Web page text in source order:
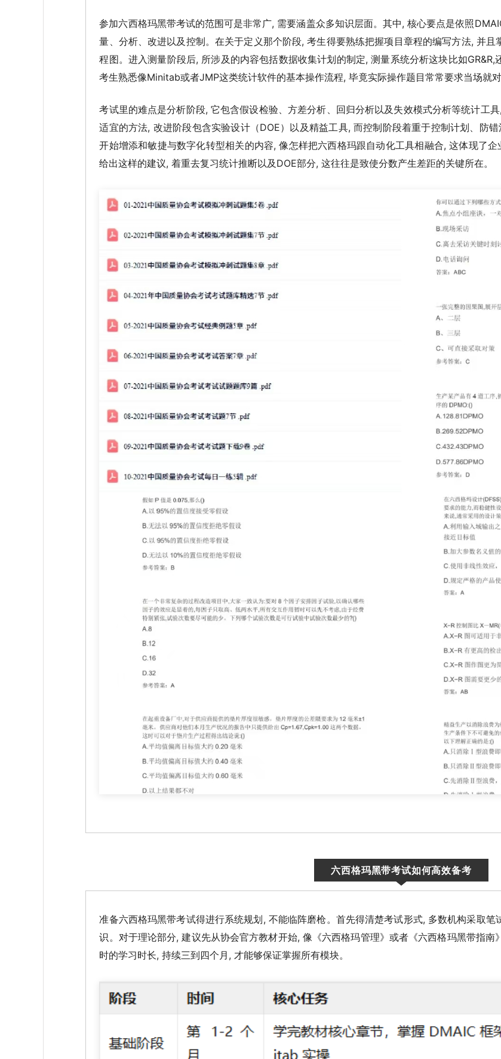
参加六西格玛黑带考试的范围可是非常广, 需要涵盖众多知识层面。其中, 核心要点是依照
量、分析、改进以及控制。在关于定义那个阶段, 考生得要熟练把握项目章程的编写方法, 并
程图。进入测量阶段后, 所涉及的内容包括数据收集计划的制定, 测量系统分析这块比如
考生熟悉像Minitab或者JMP这类统计软件的基本操作流程, 毕竟实际操作题目常常要求当场就对
考试里的难点是分析阶段, 它包含假设检验、方差分析、回归分析以及失效模式分析等统计工
适宜的方法, 改进阶段包含实验设计（DOE）以及精益工具, 而控制阶段着重于控制计划、防
开始增添和敏捷与数字化转型相关的内容, 像怎样把六西格玛跟自动化工具相融合, 这体现了
给出这样的建议, 着重去复习统计推断以及DOE部分, 这往往是致使分数产生差距的关键所在。
六西格玛黑带考试如何高效备考
准备六西格玛黑带考试得进行系统规划, 不能临阵磨枪。首先得清楚考试形式, 多数机构采取
识。对于理论部分, 建议先从协会官方教材开始, 像《六西格玛管理》或者《六西格玛黑带指
时的学习时长, 持续三到四个月, 才能够保证掌握所有模块。